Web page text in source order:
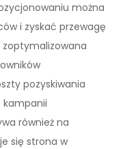
można
i zyskać przewagę
zoptymalizowana
pozyskiwania
kampanii
również na
się strona w